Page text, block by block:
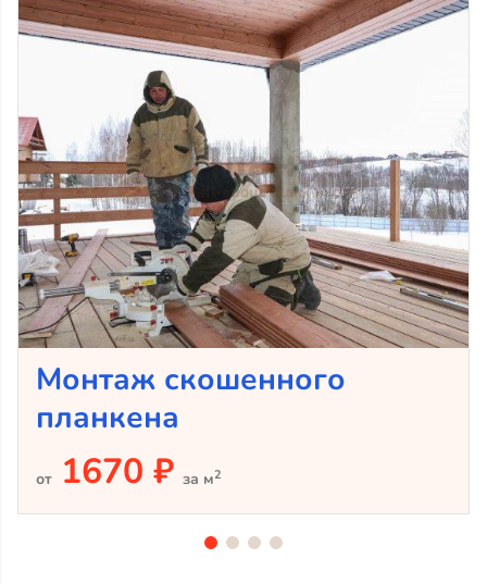
Монтаж скошенного
планкена
от 1670 ₽ за м2